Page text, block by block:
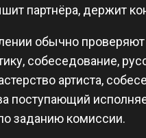
партнёра, держит
обычно
собеседование,
артиста,
поступающий
заданию комиссии.